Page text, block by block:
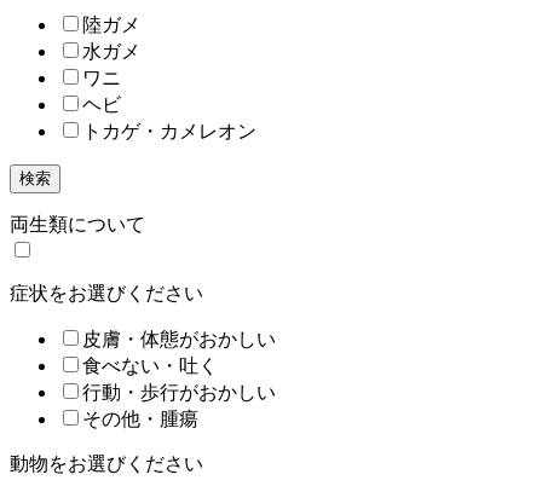
陸ガメ
水ガメ
ワニ
ヘビ
トカゲ・カメレオン
検索
両生類について
症状をお選びください
皮膚・体態がおかしい
食べない・吐く
行動・歩行がおかしい
その他・腫瘍
動物をお選びください